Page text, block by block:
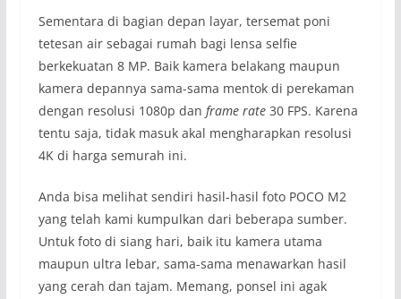
Sementara di bagian depan layar, tersemat poni
tetesan air sebagai rumah bagi lensa selfie
berkekuatan 8 MP. Baik kamera belakang maupun
kamera depannya sama-sama mentok di perekaman
dengan resolusi 1080p dan frame rate30 FPS. Karena
tentu saja, tidak masuk akal mengharapkan resolusi
4K di harga semurah ini.
Anda bisa melihat sendiri hasil-hasil foto POCO M2
yang telah kami kumpulkan dari beberapa sumber.
Untuk foto di siang hari, baik itu kamera utama
maupun ultra lebar, sama-sama menawarkan hasil
yang cerah dan tajam. Memang, ponsel ini agak